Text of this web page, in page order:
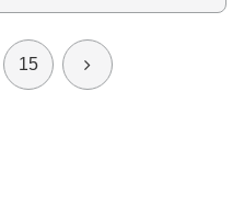
15 次